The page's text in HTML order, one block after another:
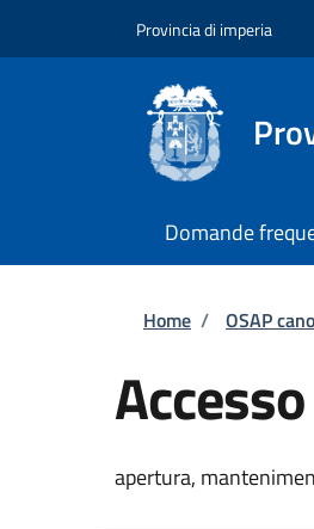
Provincia di imperia
Domande
Briciole
Home / OSAP
apertura,